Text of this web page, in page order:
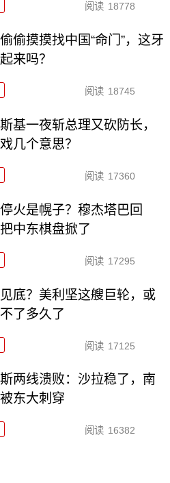
阅读 18778
偷摸摸找中国“命门”，这牙
来吗？
阅读 18745
基一夜斩总理又砍防长，
几个意思？
阅读 17360
火是幌子？穆杰塔巴回
中东棋盘掀了
阅读 17295
底？美利坚这艘巨轮，或
了多久了
阅读 17125
两线溃败：沙拉稳了，南
东大刺穿
阅读 16382